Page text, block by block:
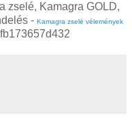
zselé, Kamagra GOLD,
- Kamagra zselé vélemények